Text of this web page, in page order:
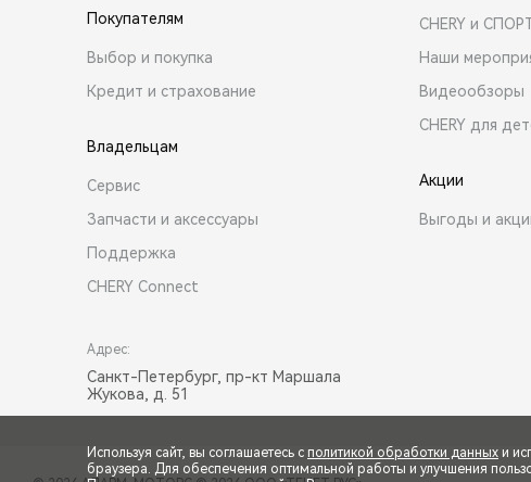
Покупателям
Выбор и покупка
Кредит и страхование
Владельцам
Сервис
Запчасти и аксессуары
Поддержка
CHERY Connect
CHERY и
Наши
Видеообзоры
CHERY для
Акции
Выгоды и
Адрес:
Санкт-Петербург, пр-кт Маршала
Жукова, д. 51
Используя сайт, вы соглашаетесь с политикой обработки данных и
браузера. Для обеспечения оптимальной работы и улучшения